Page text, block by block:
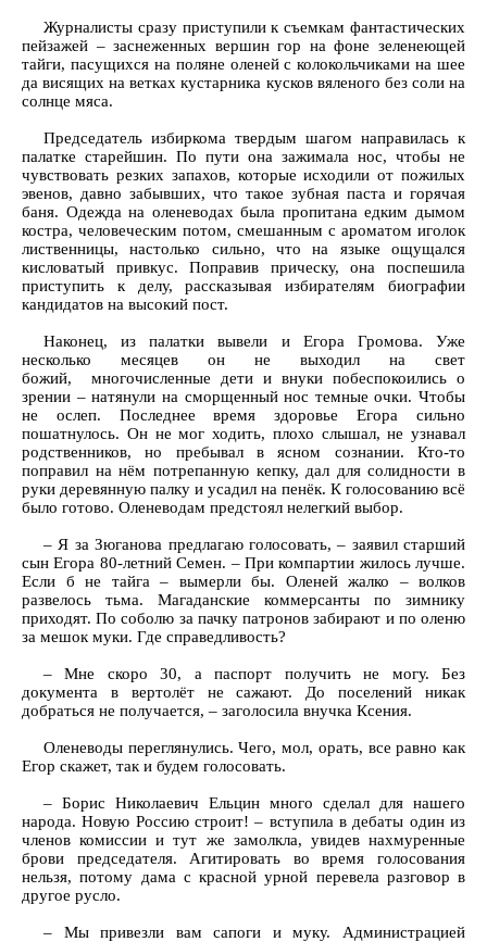
Журналисты сразу приступили к съемкам фантастических
пейзажей – заснеженных вершин гор на фоне зеленеющей
тайги, пасущихся на поляне оленей с колокольчиками на шее
да висящих на ветках кустарника кусков вяленого без соли на
солнце мяса.
Председатель избиркома твердым шагом направилась к
палатке старейшин. По пути она зажимала нос, чтобы не
чувствовать резких запахов, которые исходили от пожилых
эвенов, давно забывших, что такое зубная паста и горячая
баня. Одежда на оленеводах была пропитана едким дымом
костра, человеческим потом, смешанным с ароматом иголок
лиственницы, настолько сильно, что на языке ощущался
кисловатый привкус. Поправив прическу, она поспешила
приступить к делу, рассказывая избирателям биографии
кандидатов на высокий пост.
Наконец, из палатки вывели и Егора Громова. Уже
несколько месяцев он не выходил на свет
божий, многочисленные дети и внуки побеспокоились о
зрении – натянули на сморщенный нос темные очки. Чтобы
не ослеп. Последнее время здоровье Егора сильно
пошатнулось. Он не мог ходить, плохо слышал, не узнавал
родственников, но пребывал в ясном сознании. Кто-то
поправил на нём потрепанную кепку, дал для солидности в
руки деревянную палку и усадил на пенёк. К голосованию всё
было готово. Оленеводам предстоял нелегкий выбор.
– Я за Зюганова предлагаю голосовать, – заявил старший
сын Егора 80-летний Семен. – При компартии жилось лучше.
Если б не тайга – вымерли бы. Оленей жалко – волков
развелось тьма. Магаданские коммерсанты по зимнику
приходят. По соболю за пачку патронов забирают и по оленю
за мешок муки. Где справедливость?
– Мне скоро 30, а паспорт получить не могу. Без
документа в вертолёт не сажают. До поселений никак
добраться не получается, – заголосила внучка Ксения.
Оленеводы переглянулись. Чего, мол, орать, все равно как
Егор скажет, так и будем голосовать.
– Борис Николаевич Ельцин много сделал для нашего
народа. Новую Россию строит! – вступила в дебаты один из
членов комиссии и тут же замолкла, увидев нахмуренные
брови председателя. Агитировать во время голосования
нельзя, потому дама с красной урной перевела разговор в
другое русло.
– Мы привезли вам сапоги и муку. Администрацией